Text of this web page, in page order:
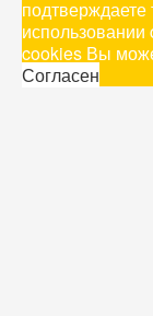
cookies Вы
Согласен